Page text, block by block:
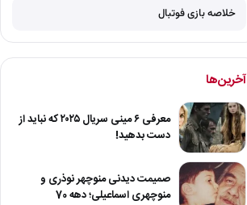
خلاصه بازی فوتبال
آخرین‌ها
معرفی ۶ مینی سریال ۲۰۲۵ که نباید از
دست بدهید!
صمیمت دیدنی منوچهر نوذری و
منوچهری اسماعیلی؛ دهه 70